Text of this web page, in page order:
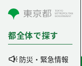
コンテンツにスキップ
都全体で探す
防災・緊急情報